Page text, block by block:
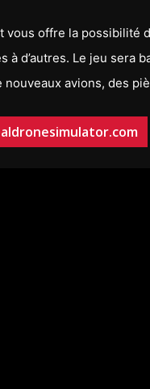
offre la possibilité
d’autres. Le jeu sera
avions, des